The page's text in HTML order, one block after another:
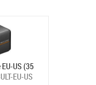
US (35
EU-US